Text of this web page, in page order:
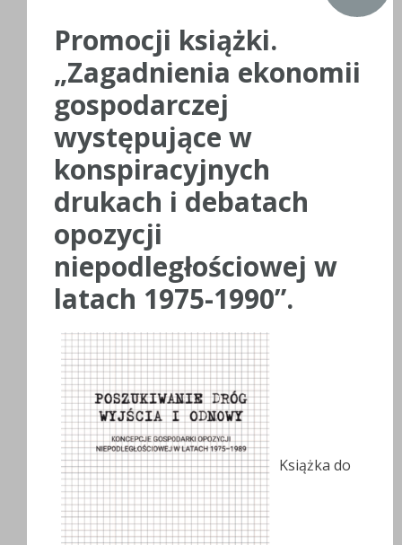
Promocji książki.
„Zagadnienia ekonomii
gospodarczej
występujące w
konspiracyjnych
drukach i debatach
opozycji
niepodległościowej w
latach 1975-1990”.
Książka do